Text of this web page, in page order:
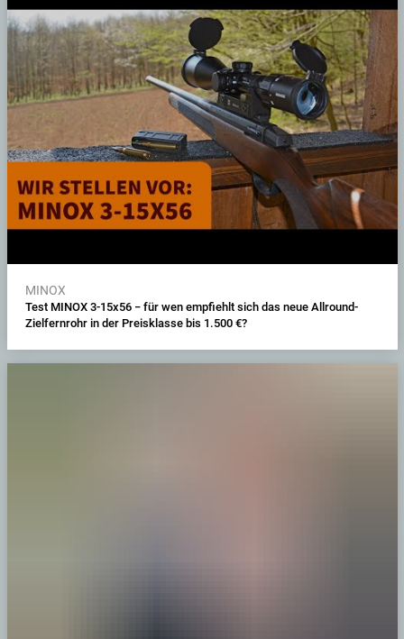
MINOX
Test MINOX 3-15x56 − für wen empfiehlt sich das neue Allround-
Zielfernrohr in der Preisklasse bis 1.500 €?